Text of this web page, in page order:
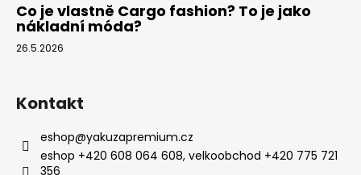
Co je vlastně Cargo fashion? To je jako
nákladní móda?
26.5.2026
Kontakt
eshop@yakuzapremium.cz
eshop +420 608 064 608, velkoobchod +420 775 721
356